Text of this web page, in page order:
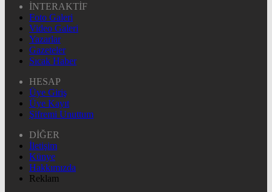
İNTERAKTİF
Foto Galeri
Video Galeri
Yazarlar
Gazeteler
Sıcak Haber
HESAP
Üye Giriş
Üye Kayıt
Şifremi Unuttum
DİĞER
İletişim
Künye
Hakkımızda
Reklam